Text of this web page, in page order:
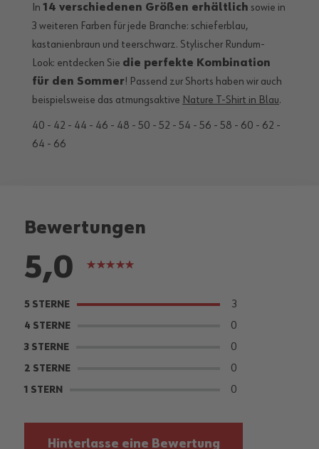
In 14 verschiedenen Größen erhältlich sowie in
3 weiteren Farben für jede Branche: schieferblau,
kastanienbraun und teerschwarz. Stylischer Rundum-
Look: entdecken Sie die perfekte Kombination
für den Sommer! Passend zur Shorts haben wir auch
beispielsweise das atmungsaktive Nature T-Shirt in Blau.
40 - 42 - 44 - 46 - 48 - 50 - 52 - 54 - 56 - 58 - 60 - 62 -
64 - 66
Bewertungen
5,0
Bewertung:
5 STERNE 3
4 STERNE 0
3 STERNE 0
2 STERNE 0
1 STERN 0
Hinterlasse eine Bewertung